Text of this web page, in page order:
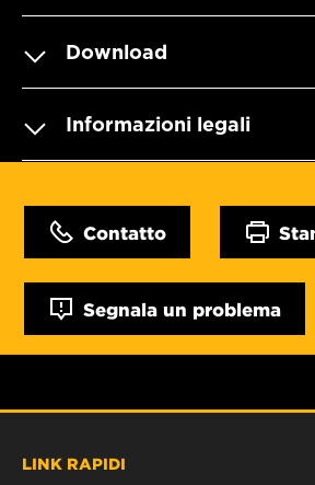
Download
Informazioni legali
Contatto
Segnala un problema
LINK RAPIDI